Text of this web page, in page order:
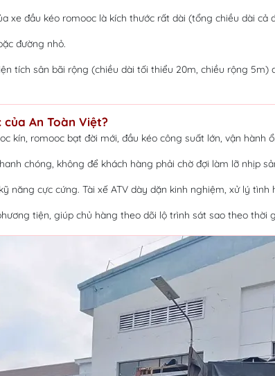
xe đầu kéo romooc là kích thước rất dài (tổng chiều dài cả
đường nhỏ.
tích sân bãi rộng (chiều dài tối thiểu 20m, chiều rộng
An Toàn Việt?
kín, romooc bạt đời mới, đầu kéo công suất lớn, vận
chóng, không để khách hàng phải chờ đợi làm lỡ nhịp
năng cực cứng. Tài xế ATV dày dặn kinh nghiệm, xử lý
tiện, giúp chủ hàng theo dõi lộ trình sát sao theo thời